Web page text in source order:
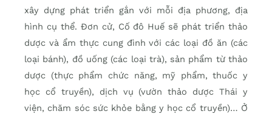
xây dựng phát triển gắn với mỗi địa phương, địa
hình cụ thể. Đơn cử, Cố đô Huế sẽ phát triển thảo
dược và ẩm thực cung đình với các loại đồ ăn (các
loại bánh), đồ uống (các loại trà), sản phẩm từ thảo
dược (thực phẩm chức năng, mỹ phẩm, thuốc y
học cổ truyền), dịch vụ (vườn thảo dược Thái y
viện, chăm sóc sức khỏe bằng y học cổ truyền)… Ở